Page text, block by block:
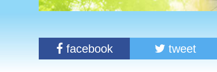
facebook tweet